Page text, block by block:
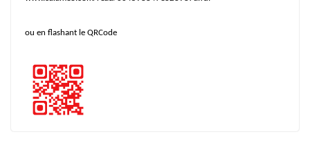
ou en flashant le QRCode